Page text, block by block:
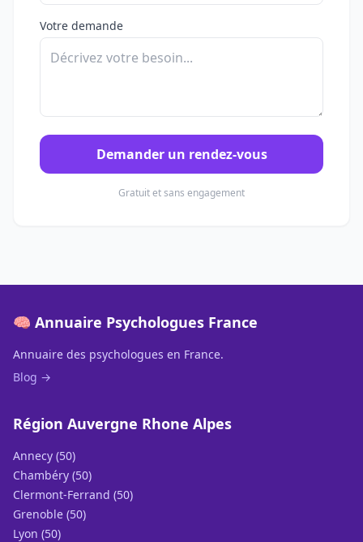
Votre demande
Demander un rendez-vous
Gratuit et sans engagement
🧠 Annuaire Psychologues France
Annuaire des psychologues en France.
Blog →
Région Auvergne Rhone Alpes
Annecy (50)
Chambéry (50)
Clermont-Ferrand (50)
Grenoble (50)
Lyon (50)